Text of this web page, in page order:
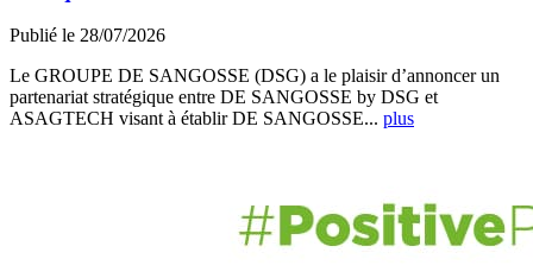
Publié le 28/07/2026
Le GROUPE DE SANGOSSE (DSG) a le plaisir d’annoncer un
partenariat stratégique entre DE SANGOSSE by DSG et
ASAGTECH visant à établir DE SANGOSSE... plus